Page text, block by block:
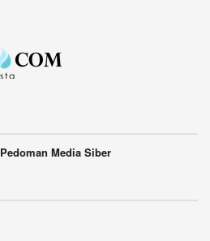
Pedoman Media Siber